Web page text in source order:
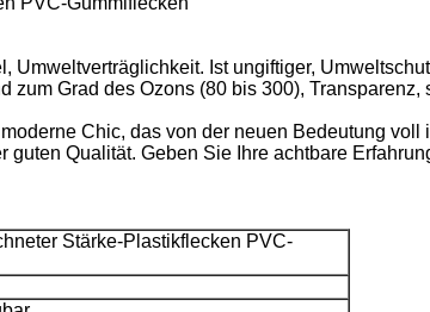
Umweltverträglichkeit. Ist ungiftiger,
zum Grad des Ozons (80 bis 300),
Chic, das von der neuen Bedeutung
Qualität. Geben Sie Ihre achtbare
Stärke-Plastikflecken PVC-